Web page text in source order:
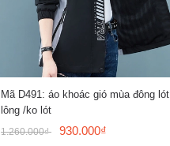
Mã D491: áo khoác gió mùa đông lót
lông /ko lót
1.260.000₫ 930.000₫